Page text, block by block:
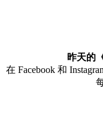
昨天的
在 Facebook 和